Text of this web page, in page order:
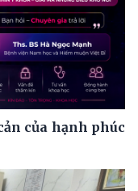
của hạnh phúc